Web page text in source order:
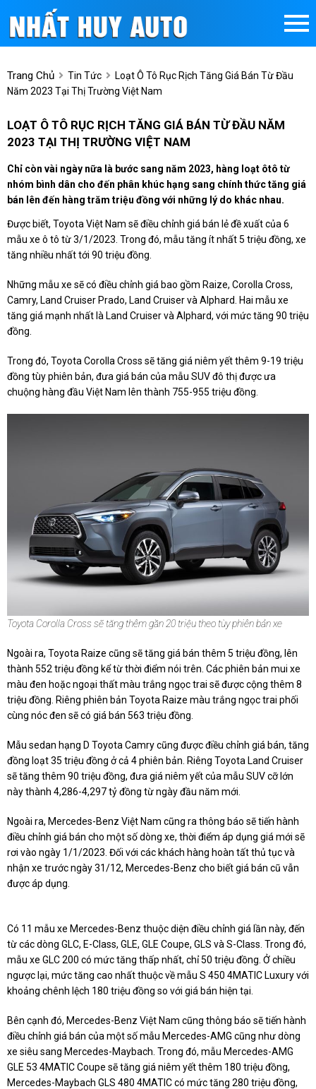
Trang Chủ Tin Tức
Loạt Ô Tô Rục Rịch Tăng Giá Bán Từ Đầu
Năm 2023 Tại Thị Trường Việt Nam
LOẠT Ô TÔ RỤC RỊCH TĂNG GIÁ BÁN TỪ ĐẦU NĂM
2023 TẠI THỊ TRƯỜNG VIỆT NAM
Chỉ còn vài ngày nữa là bước sang năm 2023, hàng loạt ôtô từ
nhóm bình dân cho đến phân khúc hạng sang chính thức tăng giá
bán lên đến hàng trăm triệu đồng với những lý do khác nhau.
Được biết, Toyota Việt Nam sẽ điều chỉnh giá bán lẻ đề xuất của 6
mẫu xe ô tô từ 3/1/2023. Trong đó, mẫu tăng ít nhất 5 triệu đồng, xe
tăng nhiều nhất tới 90 triệu đồng.
Những mẫu xe sẽ có điều chỉnh giá bao gồm Raize, Corolla Cross,
Camry, Land Cruiser Prado, Land Cruiser và Alphard. Hai mẫu xe
tăng giá mạnh nhất là Land Cruiser và Alphard, với mức tăng 90 triệu
đồng.
Trong đó, Toyota Corolla Cross sẽ tăng giá niêm yết thêm 9-19 triệu
đồng tùy phiên bản, đưa giá bán của mẫu SUV đô thị được ưa
chuộng hàng đầu Việt Nam lên thành 755-955 triệu đồng.
Toyota Corolla Cross sẽ tăng thêm gần 20 triệu theo tùy phiên bản xe
Ngoài ra, Toyota Raize cũng sẽ tăng giá bán thêm 5 triệu đồng, lên
thành 552 triệu đồng kể từ thời điểm nói trên. Các phiên bản mui xe
màu đen hoặc ngoại thất màu trắng ngọc trai sẽ được cộng thêm 8
triệu đồng. Riêng phiên bản Toyota Raize màu trắng ngọc trai phối
cùng nóc đen sẽ có giá bán 563 triệu đồng.
Mẫu sedan hạng D Toyota Camry cũng được điều chỉnh giá bán, tăng
đồng loạt 35 triệu đồng ở cả 4 phiên bản. Riêng Toyota Land Cruiser
sẽ tăng thêm 90 triệu đồng, đưa giá niêm yết của mẫu SUV cỡ lớn
này thành 4,286-4,297 tỷ đồng từ ngày đầu năm mới.
Ngoài ra, Mercedes-Benz Việt Nam cũng ra thông báo sẽ tiến hành
điều chỉnh giá bán cho một số dòng xe, thời điểm áp dụng giá mới sẽ
rơi vào ngày 1/1/2023. Đối với các khách hàng hoàn tất thủ tục và
nhận xe trước ngày 31/12, Mercedes-Benz cho biết giá bán cũ vẫn
được áp dụng.
Có 11 mẫu xe Mercedes-Benz thuộc diện điều chỉnh giá lần này, đến
từ các dòng GLC, E-Class, GLE, GLE Coupe, GLS và S-Class. Trong đó,
mẫu xe GLC 200 có mức tăng thấp nhất, chỉ 50 triệu đồng. Ở chiều
ngược lại, mức tăng cao nhất thuộc về mẫu S 450 4MATIC Luxury với
khoảng chênh lệch 180 triệu đồng so với giá bán hiện tại.
Bên cạnh đó, Mercedes-Benz Việt Nam cũng thông báo sẽ tiến hành
điều chỉnh giá bán của một số mẫu Mercedes-AMG cũng như dòng
xe siêu sang Mercedes-Maybach. Trong đó, mẫu Mercedes-AMG
GLE 53 4MATIC Coupe sẽ tăng giá niêm yết thêm 180 triệu đồng,
Mercedes-Maybach GLS 480 4MATIC có mức tăng 280 triệu đồng,